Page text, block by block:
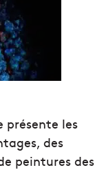
présente les
des
peintures des